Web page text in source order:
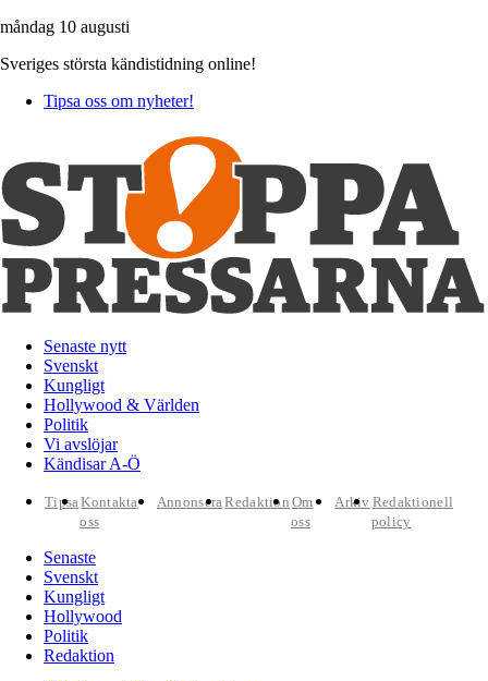
måndag 10 augusti
Sveriges största kändistidning online!
Tipsa oss om nyheter!
Senaste nytt
Svenskt
Kungligt
Hollywood & Världen
Politik
Vi avslöjar
Kändisar A-Ö
TipsaKontakta
oss
AnnonseraRedaktion Om
oss
Arkiv Redaktionell
policy
Senaste
Svenskt
Kungligt
Hollywood
Politik
Redaktion